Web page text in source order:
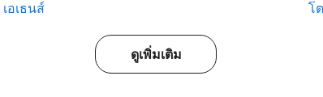
เอเธนส์ โ
ดูเพิ่มเติม